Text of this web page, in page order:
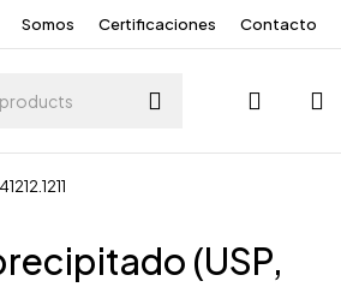
Somos Certificaciones Contacto
(USP,